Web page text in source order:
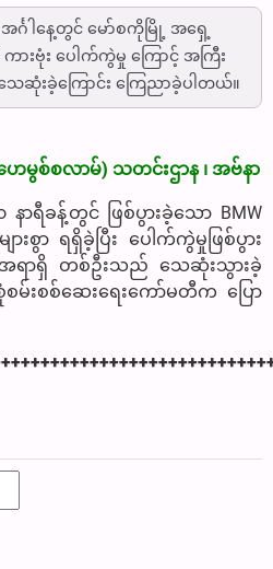
င်္ဂါနေ့တွင် မော်စကိုမြို့ အရှေ့
းဗုံး ပေါက်ကွဲမှု ကြောင့် အကြီး
ဆုံးခဲ့ကြောင်း ကြေညာခဲ့ပါတယ်။
စလာမ်) သတင်းဌာန ၊ အဗ်နာ
ာရီခန့်တွင် ဖြစ်ပွားခဲ့သော BMW
စွာ ရရှိခဲ့ပြီး ပေါက်ကွဲမှုဖြစ်ပွား
အရာရှိ တစ်ဦးသည် သေဆုံးသွားခဲ့
မ်းစစ်ဆေးရေးကော်မတီက ပြော